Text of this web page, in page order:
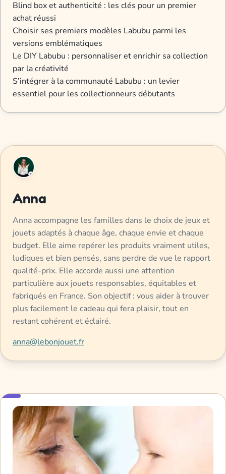
Blind box et authenticité : les clés pour un premier
achat réussi
Choisir ses premiers modèles Labubu parmi les
versions emblématiques
Le DIY Labubu : personnaliser et enrichir sa collection
par la créativité
S’intégrer à la communauté Labubu : un levier
essentiel pour les collectionneurs débutants
Anna
Anna accompagne les familles dans le choix de jeux et
jouets adaptés à chaque âge, chaque envie et chaque
budget. Elle aime repérer les produits vraiment utiles,
ludiques et bien pensés, sans perdre de vue le rapport
qualité-prix. Elle accorde aussi une attention
particulière aux jouets responsables, équitables et
fabriqués en France. Son objectif : vous aider à trouver
plus facilement le cadeau qui fera plaisir, tout en
restant cohérent et éclairé.
anna@lebonjouet.fr